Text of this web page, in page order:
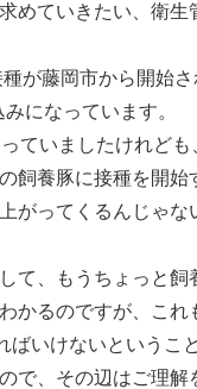
めていきたい、衛生
が藤岡市から開始
になっています。
ていましたけれども
飼養豚に接種を開始
がってくるんじゃな
て、もうちょっと飼
かるのですが、これ
いけないというこ
で、その辺はご理解